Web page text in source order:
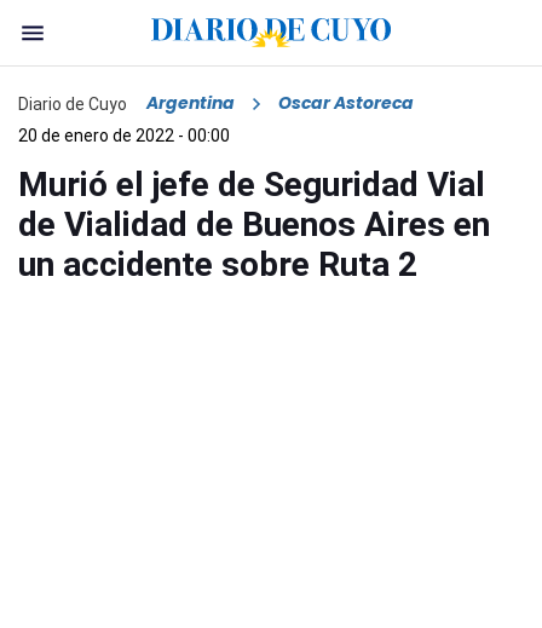
Diario de Cuyo Argentina Oscar Astoreca
20 de enero de 2022 - 00:00
Murió el jefe de Seguridad Vial
de Vialidad de Buenos Aires en
un accidente sobre Ruta 2